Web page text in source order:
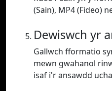
(Sain), MP4 (Fideo)
Dewiswch yr
Gallwch fformatio
mewn gwahanol
isaf i'r ansawdd